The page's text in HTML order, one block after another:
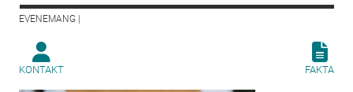
EVENEMANG |
KONTAKT FAKTA